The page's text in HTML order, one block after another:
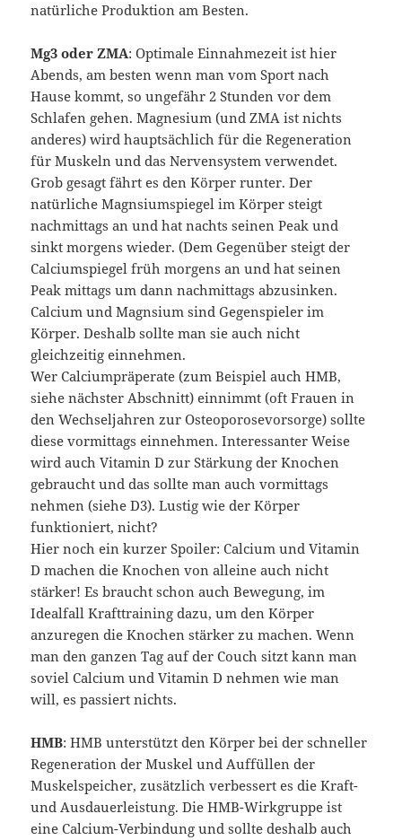
natürliche Produktion am Besten.
Mg3 oder ZMA: Optimale Einnahmezeit ist hier
Abends, am besten wenn man vom Sport nach
Hause kommt, so ungefähr 2 Stunden vor dem
Schlafen gehen. Magnesium (und ZMA ist nichts
anderes) wird hauptsächlich für die Regeneration
für Muskeln und das Nervensystem verwendet.
Grob gesagt fährt es den Körper runter. Der
natürliche Magnsiumspiegel im Körper steigt
nachmittags an und hat nachts seinen Peak und
sinkt morgens wieder. (Dem Gegenüber steigt der
Calciumspiegel früh morgens an und hat seinen
Peak mittags um dann nachmittags abzusinken.
Calcium und Magnsium sind Gegenspieler im
Körper. Deshalb sollte man sie auch nicht
gleichzeitig einnehmen.
Wer Calciumpräperate (zum Beispiel auch HMB,
siehe nächster Abschnitt) einnimmt (oft Frauen in
den Wechseljahren zur Osteoporosevorsorge) sollte
diese vormittags einnehmen. Interessanter Weise
wird auch Vitamin D zur Stärkung der Knochen
gebraucht und das sollte man auch vormittags
nehmen (siehe D3). Lustig wie der Körper
funktioniert, nicht?
Hier noch ein kurzer Spoiler: Calcium und Vitamin
D machen die Knochen von alleine auch nicht
stärker! Es braucht schon auch Bewegung, im
Idealfall Krafttraining dazu, um den Körper
anzuregen die Knochen stärker zu machen. Wenn
man den ganzen Tag auf der Couch sitzt kann man
soviel Calcium und Vitamin D nehmen wie man
will, es passiert nichts.
HMB: HMB unterstützt den Körper bei der schneller
Regeneration der Muskel und Auffüllen der
Muskelspeicher, zusätzlich verbessert es die Kraft-
und Ausdauerleistung. Die HMB-Wirkgruppe ist
eine Calcium-Verbindung und sollte deshalb auch